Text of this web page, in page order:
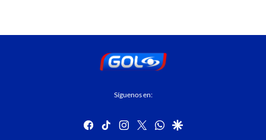
Síguenos en:
facebook
tiktok instagram
twitterwhatsapp
google